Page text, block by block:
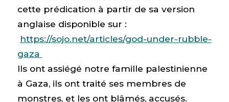
cette prédication à partir de sa version
anglaise disponible sur :
https://sojo.net/articles/god-under-rubble-
gaza
Ils ont assiégé notre famille palestinienne
à Gaza, ils ont traité ses membres de
monstres, et les ont blâmés, accusés.